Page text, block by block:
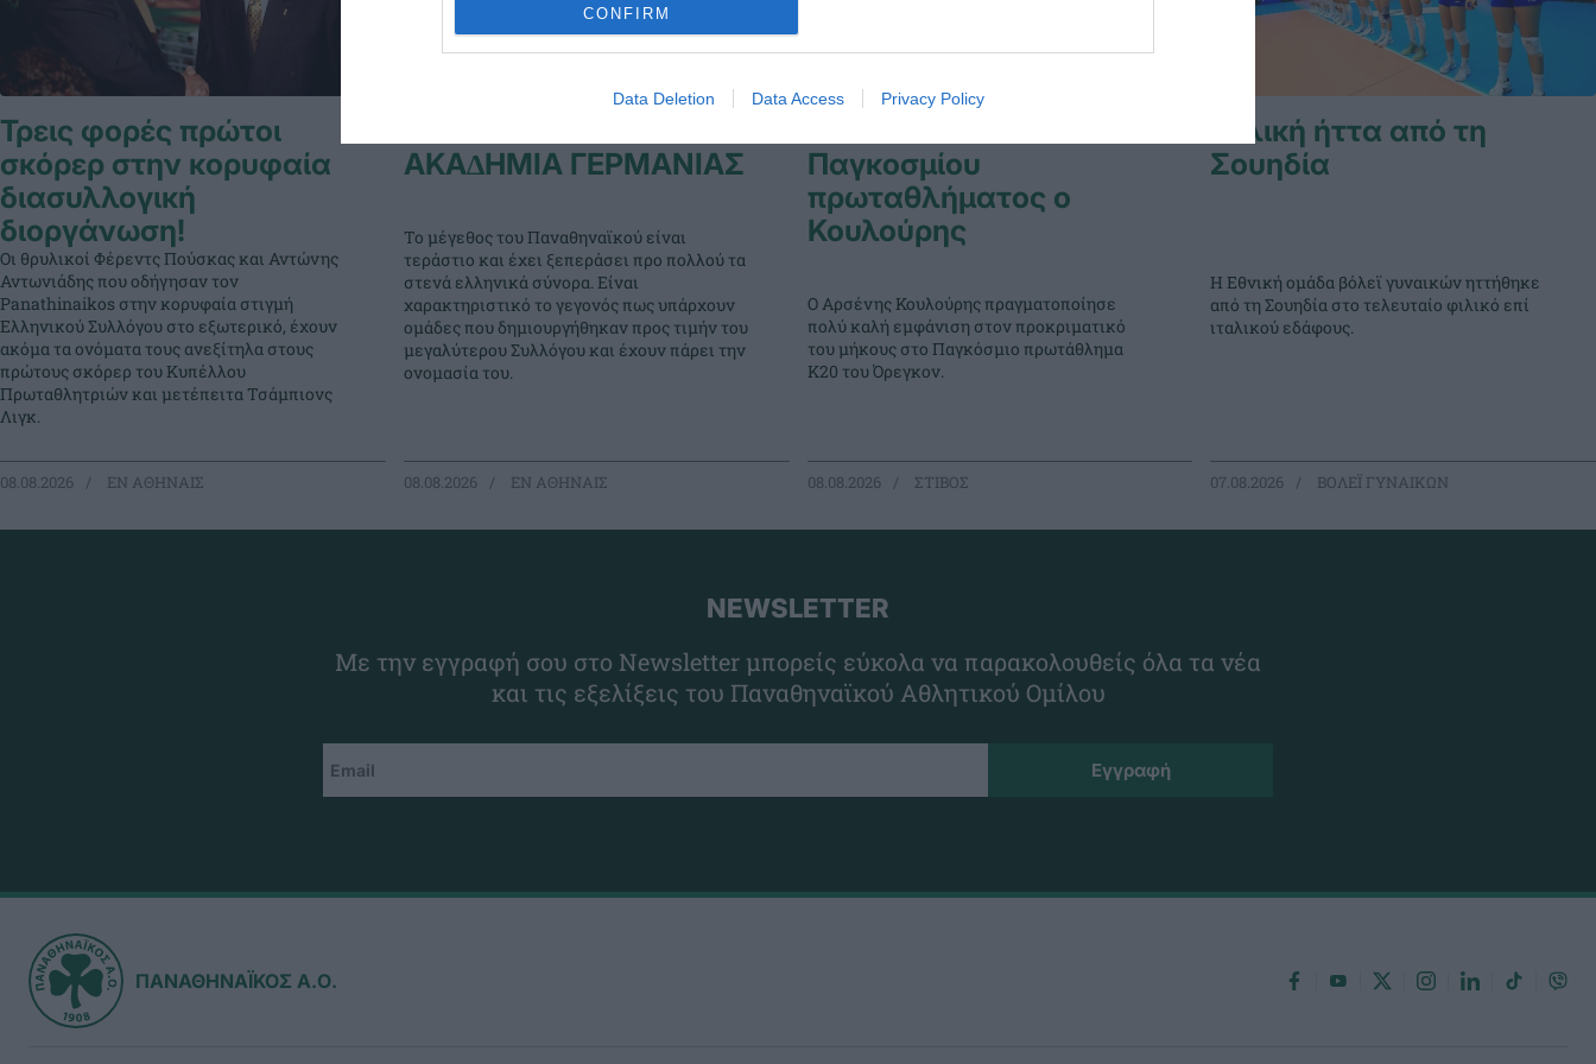
CONFIRM
Data Deletion Data Access Privacy Policy
Τρεις φορές πρώτοι
σκόρερ στην κορυφαία
διασυλλογική
διοργάνωση!
Οι θρυλικοί Φέρεντς Πούσκας και Αντώνης
Αντωνιάδης που οδήγησαν τον
Panathinaikos στην κορυφαία στιγμή
Ελληνικού Συλλόγου στο εξωτερικό, έχουν
ακόμα τα ονόματα τους ανεξίτηλα στους
πρώτους σκόρερ του Κυπέλλου
Πρωταθλητριών και μετέπειτα Τσάμπιονς
Λιγκ.
08.08.2026 EΝ ΑΘΗΝΑΙΣ
ΑΚΑ∆ΗΜΙΑ ΓΕΡΜΑΝΙΑΣ
Το μέγεθος του Παναθηναϊκού είναι
τεράστιο και έχει ξεπεράσει προ πολλού τα
στενά ελληνικά σύνορα. Είναι
χαρακτηριστικό το γεγονός πως υπάρχουν
ομάδες που δημιουργήθηκαν προς τιμήν του
μεγαλύτερου Συλλόγου και έχουν πάρει την
ονομασία του.
08.08.2026 EΝ ΑΘΗΝΑΙΣ
Παγκοσμίου
πρωταθλήματος ο
Κουλούρης
Ο Αρσένης Κουλούρης πραγματοποίησε
πολύ καλή εμφάνιση στον προκριματικό
του μήκους στο Παγκόσμιο πρωτάθλημα
Κ20 του Όρεγκον.
08.08.2026 ΣΤΙΒΟΣ
Φιλική ήττα από τη
Σουηδία
Η Εθνική ομάδα βόλεϊ γυναικών ηττήθηκε
από τη Σουηδία στο τελευταίο φιλικό επί
ιταλικού εδάφους.
07.08.2026 ΒΟΛΕΪ ΓΥΝΑΙΚΩΝ
NEWSLETTER
Με την εγγραφή σου στο Newsletter μπορείς εύκολα να παρακολουθείς όλα τα νέα
και τις εξελίξεις του Παναθηναϊκού Αθλητικού Ομίλου
ΠΑΝΑΘΗΝΑΪΚΟΣ Α.Ο.